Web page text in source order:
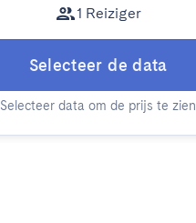
1 Reiziger
Selecteer de data
Selecteer data om de prijs te zien